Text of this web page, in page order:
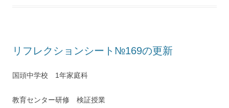
リフレクションシート№169の更新
国頭中学校 1年家庭科
教育センター研修 検証授業